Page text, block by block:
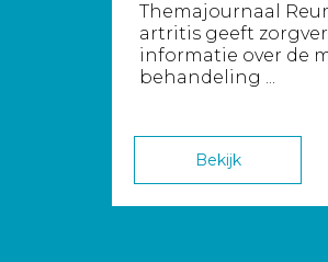
Themajournaal
artritis geeft
informatie over de
behandeling ...
Bekijk